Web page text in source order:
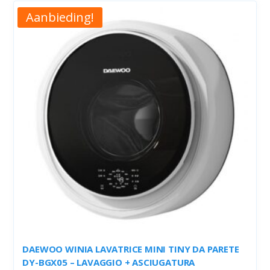
€199,00.
€89,00.
Aanbieding!
DAEWOO WINIA LAVATRICE MINI TINY DA PARETE
DY-BGX05 – LAVAGGIO + ASCIUGATURA